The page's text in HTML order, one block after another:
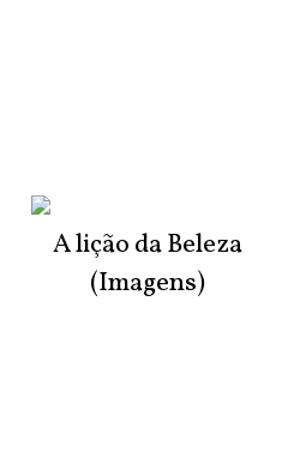
A lição da Beleza
(Imagens)